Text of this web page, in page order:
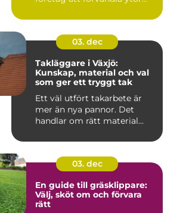
03. dec
Takläggare i Växjö:
Kunskap, material och val
som ger ett tryggt tak
Ett väl utfört takarbete är
mer än nya pannor. Det
handlar om rätt material...
03. dec
En guide till gräsklippare:
Välj, sköt om och förvara
rätt